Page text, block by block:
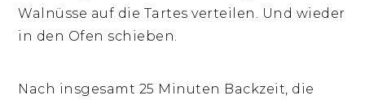
Walnüsse auf die Tartes verteilen. Und wieder
in den Ofen schieben.
Nach insgesamt 25 Minuten Backzeit, die